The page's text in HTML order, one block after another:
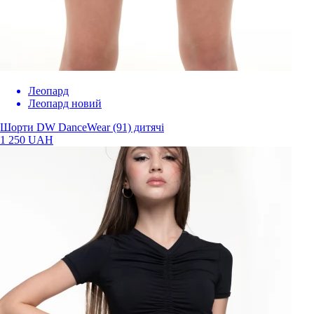
Леопард
Леопард новий
Шорти DW DanceWear (91) дитячі
1 250 UAH